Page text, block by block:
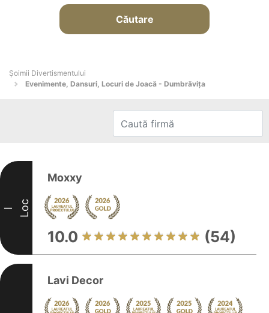
Căutare
Şoimii Divertismentului
Evenimente, Dansuri, Locuri de Joacă - Dumbrăviţa
I Loc
Moxxy
10.0 (54)
Lavi Decor